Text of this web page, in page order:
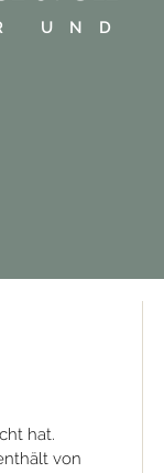
UND
hat.
von